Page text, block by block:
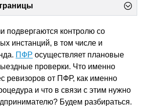
подвергаются контролю со
инстанций, в том числе и
ПФР осуществляет плановые
проверки. Что именно
ревизоров от ПФР, как именно
и что в связи с этим нужно
Будем разбираться.